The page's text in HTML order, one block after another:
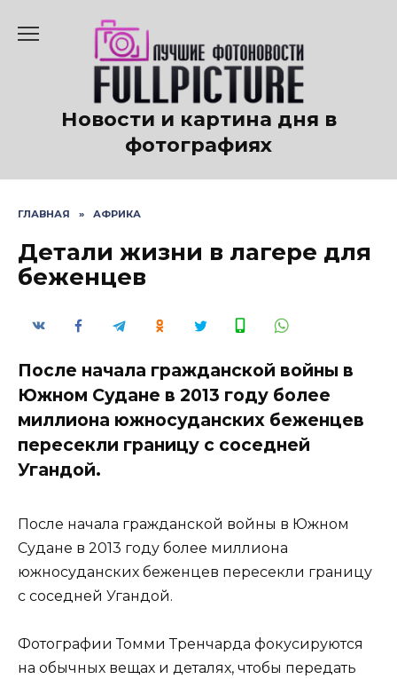
содержанию
Новости и картина дня в
фотографиях
ГЛАВНАЯ » АФРИКА
Детали жизни в лагере для
беженцев
После начала гражданской войны в
Южном Судане в 2013 году более
миллиона южносуданских беженцев
пересекли границу с соседней
Угандой.
После начала гражданской войны в Южном
Судане в 2013 году более миллиона
южносуданских беженцев пересекли границу
с соседней Угандой.
Фотографии Томми Тренчарда фокусируются
на обычных вещах и деталях, чтобы передать